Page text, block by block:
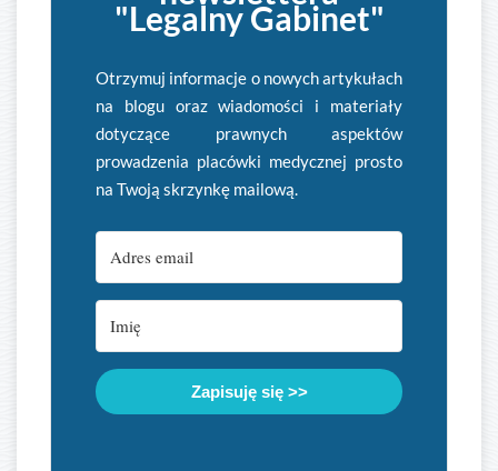
"Legalny Gabinet"
Otrzymuj informacje o nowych artykułach
na blogu oraz wiadomości i materiały
dotyczące prawnych aspektów
prowadzenia placówki medycznej prosto
na Twoją skrzynkę mailową.
Zapisuję się >>